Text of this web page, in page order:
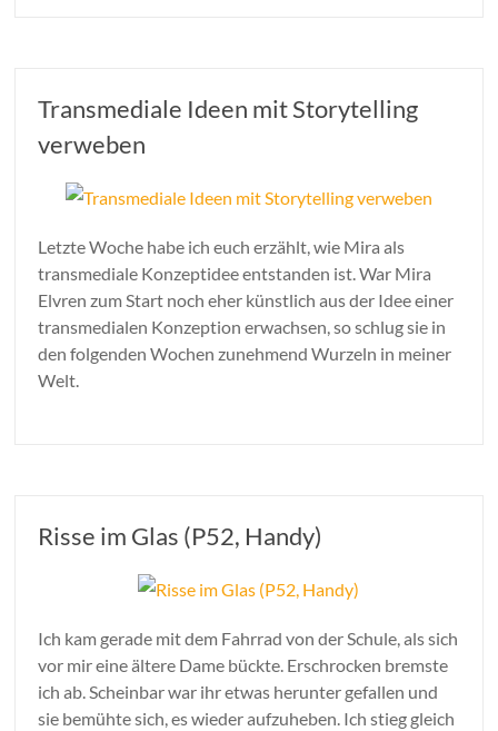
Transmediale Ideen mit Storytelling
verweben
Letzte Woche habe ich euch erzählt, wie Mira als
transmediale Konzeptidee entstanden ist. War Mira
Elvren zum Start noch eher künstlich aus der Idee einer
transmedialen Konzeption erwachsen, so schlug sie in
den folgenden Wochen zunehmend Wurzeln in meiner
Welt.
Risse im Glas (P52, Handy)
Ich kam gerade mit dem Fahrrad von der Schule, als sich
vor mir eine ältere Dame bückte. Erschrocken bremste
ich ab. Scheinbar war ihr etwas herunter gefallen und
sie bemühte sich, es wieder aufzuheben. Ich stieg gleich